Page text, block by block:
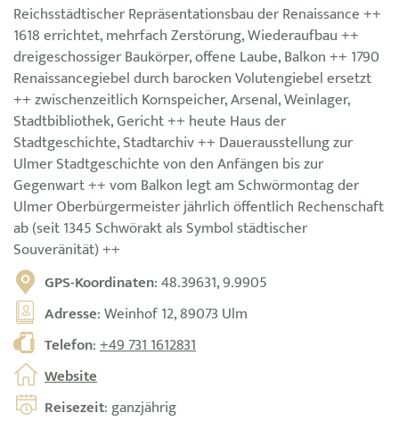
Reichsstädtischer Repräsentationsbau der Renaissance ++
1618 errichtet, mehrfach Zerstörung, Wiederaufbau ++
dreigeschossiger Baukörper, offene Laube, Balkon ++ 1790
Renaissancegiebel durch barocken Volutengiebel ersetzt
++ zwischenzeitlich Kornspeicher, Arsenal, Weinlager,
Stadtbibliothek, Gericht ++ heute Haus der
Stadtgeschichte, Stadtarchiv ++ Dauerausstellung zur
Ulmer Stadtgeschichte von den Anfängen bis zur
Gegenwart ++ vom Balkon legt am Schwörmontag der
Ulmer Oberbürgermeister jährlich öffentlich Rechenschaft
ab (seit 1345 Schwörakt als Symbol städtischer
Souveränität) ++
GPS-Koordinaten: 48.39631, 9.9905
Adresse: Weinhof 12, 89073 Ulm
Telefon:+49 731 1612831
Website
Reisezeit: ganzjährig